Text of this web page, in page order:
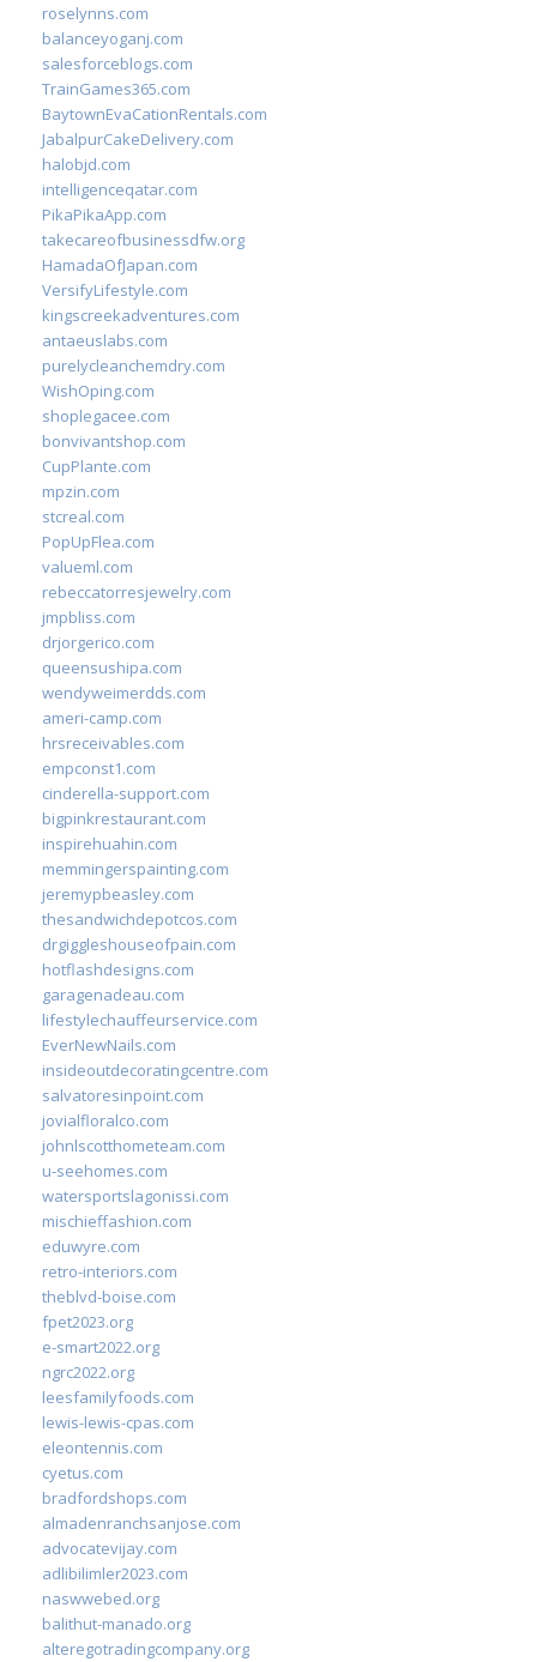
roselynns.com
balanceyoganj.com
salesforceblogs.com
TrainGames365.com
BaytownEvaCationRentals.com
JabalpurCakeDelivery.com
halobjd.com
intelligenceqatar.com
PikaPikaApp.com
takecareofbusinessdfw.org
HamadaOfJapan.com
VersifyLifestyle.com
kingscreekadventures.com
antaeuslabs.com
purelycleanchemdry.com
WishOping.com
shoplegacee.com
bonvivantshop.com
CupPlante.com
mpzin.com
stcreal.com
PopUpFlea.com
valueml.com
rebeccatorresjewelry.com
jmpbliss.com
drjorgerico.com
queensushipa.com
wendyweimerdds.com
ameri-camp.com
hrsreceivables.com
empconst1.com
cinderella-support.com
bigpinkrestaurant.com
inspirehuahin.com
memmingerspainting.com
jeremypbeasley.com
thesandwichdepotcos.com
drgiggleshouseofpain.com
hotflashdesigns.com
garagenadeau.com
lifestylechauffeurservice.com
EverNewNails.com
insideoutdecoratingcentre.com
salvatoresinpoint.com
jovialfloralco.com
johnlscotthometeam.com
u-seehomes.com
watersportslagonissi.com
mischieffashion.com
eduwyre.com
retro-interiors.com
theblvd-boise.com
fpet2023.org
e-smart2022.org
ngrc2022.org
leesfamilyfoods.com
lewis-lewis-cpas.com
eleontennis.com
cyetus.com
bradfordshops.com
almadenranchsanjose.com
advocatevijay.com
adlibilimler2023.com
naswwebed.org
balithut-manado.org
alteregotradingcompany.org